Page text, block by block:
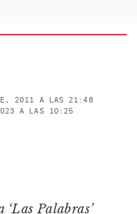
2011 A LAS 21:48
A LAS 10:25
Palabras’